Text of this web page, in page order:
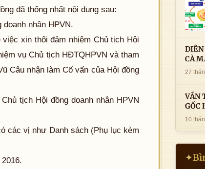
đã thống nhất nội dung sau:
nhân HPVN.
xin thôi đảm nhiệm Chủ tịch Hội
vụ Chủ tịch HĐTQHPVN và tham
Câu nhận làm Cố vấn của Hội đồng
tịch Hội đồng doanh nhân HPVN
các vị như Danh sách (Phụ lục kèm
DIỄN
CÀ
27
VẤN
GỐC
10
✦